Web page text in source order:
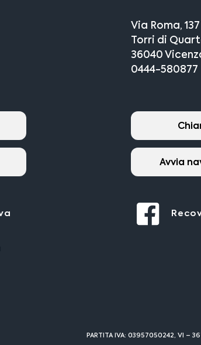
Via Roma, 137
Torri di
36040
0444-580877
Avvia
PARTITA IVA: 03957050242, VI –